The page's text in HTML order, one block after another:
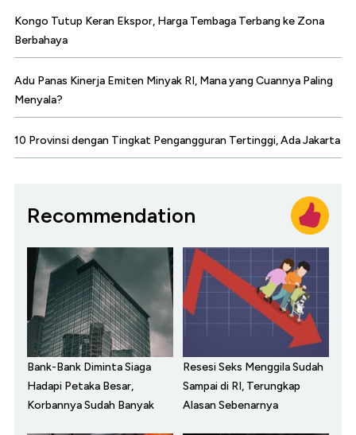
Kongo Tutup Keran Ekspor, Harga Tembaga Terbang ke Zona
Berbahaya
Adu Panas Kinerja Emiten Minyak RI, Mana yang Cuannya Paling
Menyala?
10 Provinsi dengan Tingkat Pengangguran Tertinggi, Ada Jakarta
Recommendation
Bank-Bank Diminta Siaga
Hadapi Petaka Besar,
Korbannya Sudah Banyak
Resesi Seks Menggila Sudah
Sampai di RI, Terungkap
Alasan Sebenarnya